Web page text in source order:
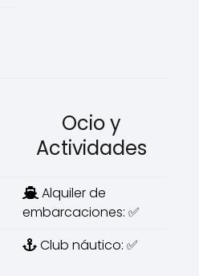
Ocio y
Actividades
Alquiler de
embarcaciones: ✅
Club náutico: ✅